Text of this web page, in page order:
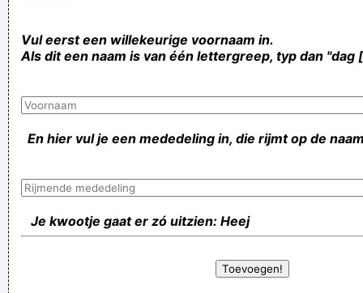
Vul eerst een willekeurige voornaam in.
Als dit een naam is van één lettergreep, typ dan "dag
En hier vul je een mededeling in, die rijmt op de
Je kwootje gaat er zó uitzien: Heej